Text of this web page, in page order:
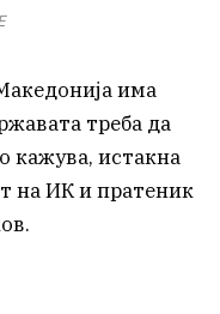
има
треба да
кажува, истакна
на ИК и пратеник